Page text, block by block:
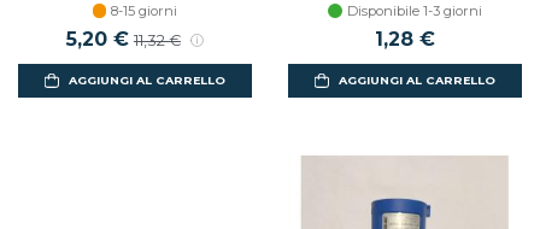
8-15 giorni
Prezzo scontato
5,20 € Prezzo di listino
11,32 €
AGGIUNGI AL CARRELLO
Disponibile 1-3 giorni
1,28 €
AGGIUNGI AL CARRELLO